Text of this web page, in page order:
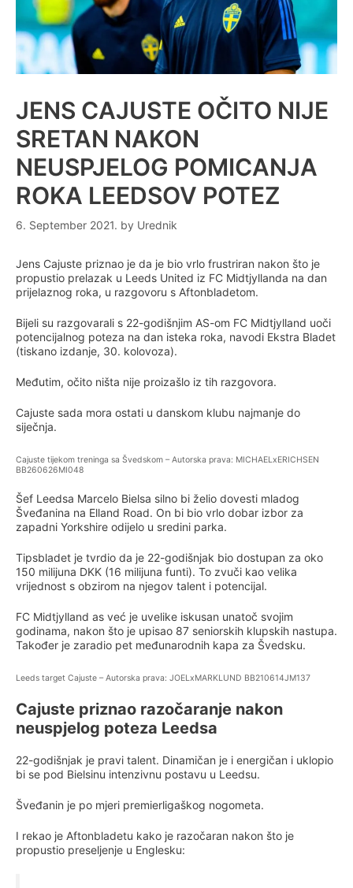
JENS CAJUSTE OČITO NIJE
SRETAN NAKON
NEUSPJELOG POMICANJA
ROKA LEEDSOV POTEZ
6. September 2021. by Urednik
Jens Cajuste priznao je da je bio vrlo frustriran nakon što je
propustio prelazak u Leeds United iz FC Midtjyllanda na dan
prijelaznog roka, u razgovoru s Aftonbladetom.
Bijeli su razgovarali s 22-godišnjim AS-om FC Midtjylland uoči
potencijalnog poteza na dan isteka roka, navodi Ekstra Bladet
(tiskano izdanje, 30. kolovoza).
Međutim, očito ništa nije proizašlo iz tih razgovora.
Cajuste sada mora ostati u danskom klubu najmanje do
siječnja.
Cajuste tijekom treninga sa Švedskom – Autorska prava: MICHAELxERICHSEN
BB260626MI048
Šef Leedsa Marcelo Bielsa silno bi želio dovesti mladog
Šveđanina na Elland Road. On bi bio vrlo dobar izbor za
zapadni Yorkshire odijelo u sredini parka.
Tipsbladet je tvrdio da je 22-godišnjak bio dostupan za oko
150 milijuna DKK (16 milijuna funti). To zvuči kao velika
vrijednost s obzirom na njegov talent i potencijal.
FC Midtjylland as već je uvelike iskusan unatoč svojim
godinama, nakon što je upisao 87 seniorskih klupskih nastupa.
Također je zaradio pet međunarodnih kapa za Švedsku.
Leeds target Cajuste – Autorska prava: JOELxMARKLUND BB210614JM137
Cajuste priznao razočaranje nakon
neuspjelog poteza Leedsa
22-godišnjak je pravi talent. Dinamičan je i energičan i uklopio
bi se pod Bielsinu intenzivnu postavu u Leedsu.
Šveđanin je po mjeri premierligaškog nogometa.
I rekao je Aftonbladetu kako je razočaran nakon što je
propustio preseljenje u Englesku: